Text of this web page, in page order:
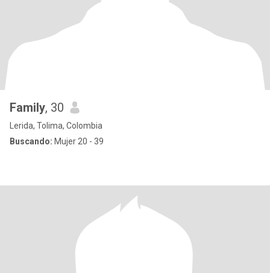
Family, 30
Lerida, Tolima, Colombia
Buscando: Mujer 20 - 39